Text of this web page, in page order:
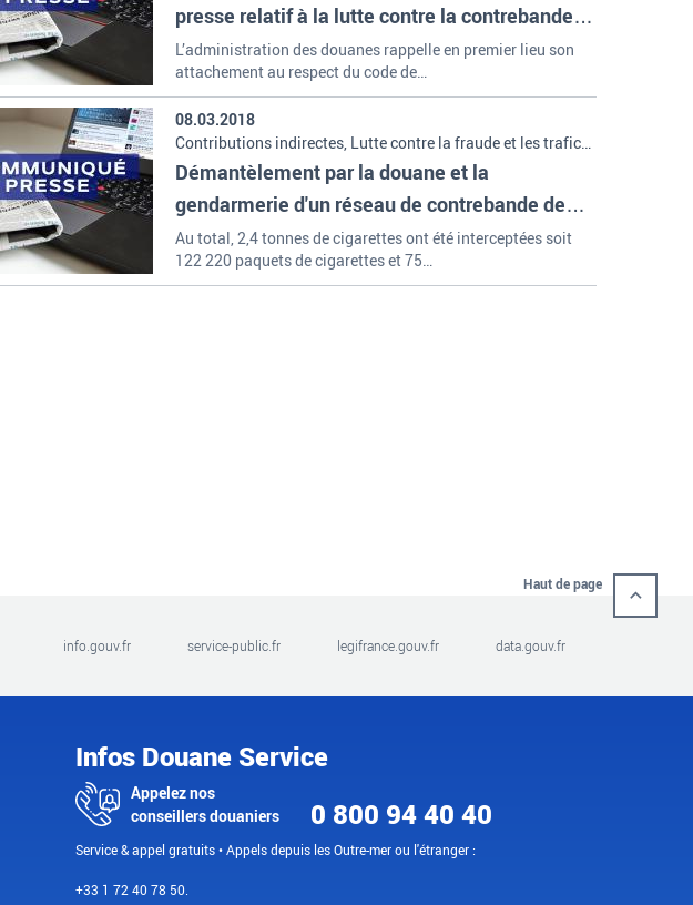
L’administration des douanes rappelle en premier lieu son
attachement au respect du code de…
presse relatif à la lutte contre la contrebande
de tabac
Au total, 2,4 tonnes de cigarettes ont été interceptées soit
122 220 paquets de cigarettes et 75…
Démantèlement par la douane et la
gendarmerie d'un réseau de contrebande de
cigarettes
08.03.2018
Contributions indirectes, Lutte contre la fraude et les trafics,
Missions et organisation de la douane
Haut de page
info.gouv.fr service-public.fr legifrance.gouv.fr data.gouv.fr
Infos Douane Service
Appelez nos
conseillers douaniers
0 800 94 40 40
Service & appel gratuits • Appels depuis les Outre-mer ou l'étranger :
+33 1 72 40 78 50.